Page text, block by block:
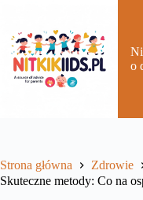
treści
o
Strona główna
Zdrowie
Skuteczne metody: Co na